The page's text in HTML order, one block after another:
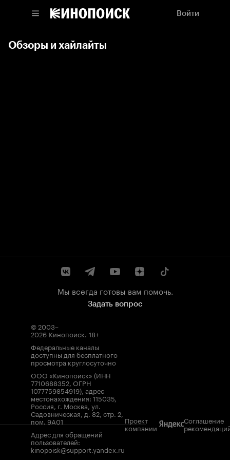
Войти
Обзоры и хайлайты
Мы всегда готовы вам помочь.
Задать вопрос
© 2003–
2026 Кинопоиск. 18+
Федеральные каналы
доступны для бесплатного
просмотра круглосуточно
ООО «Кинопоиск» (ИНН
7710688352, ОГРН
1077759854919), адрес
местонахождения: 115035,
Россия, г. Москва, ул.
Садовническая, д. 82, стр. 2,
пом. 9А01
Адрес для обращений
пользователей:
kinopoisk@support.yandex.ru
Проект
компании
Соглашение